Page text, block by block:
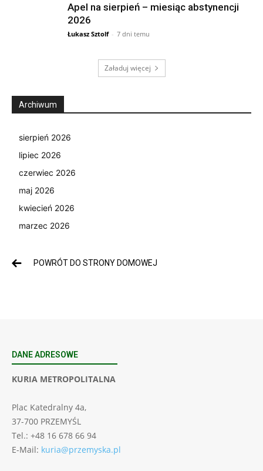
Apel na sierpień – miesiąc abstynencji
2026
Łukasz Sztolf - 7 dni temu
Załaduj więcej
Archiwum
sierpień 2026
lipiec 2026
czerwiec 2026
maj 2026
kwiecień 2026
marzec 2026
POWRÓT DO STRONY DOMOWEJ
DANE ADRESOWE
KURIA METROPOLITALNA
Plac Katedralny 4a,
37-700 PRZEMYŚL
Tel.: +48 16 678 66 94
E-Mail: kuria@przemyska.pl